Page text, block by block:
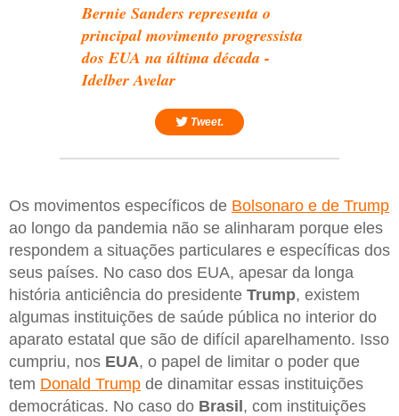
Bernie Sanders representa o
principal movimento progressista
dos EUA na última década -
Idelber Avelar
Tweet.
Os movimentos específicos de Bolsonaro e de Trump
ao longo da pandemia não se alinharam porque eles
respondem a situações particulares e específicas dos
seus países. No caso dos EUA, apesar da longa
história anticiência do presidente Trump, existem
algumas instituições de saúde pública no interior do
aparato estatal que são de difícil aparelhamento. Isso
cumpriu, nos EUA, o papel de limitar o poder que
tem Donald Trump de dinamitar essas instituições
democráticas. No caso do Brasil, com instituições